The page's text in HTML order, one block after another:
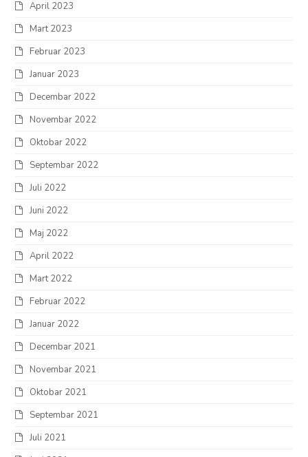
April 2023
Mart 2023
Februar 2023
Januar 2023
Decembar 2022
Novembar 2022
Oktobar 2022
Septembar 2022
Juli 2022
Juni 2022
Maj 2022
April 2022
Mart 2022
Februar 2022
Januar 2022
Decembar 2021
Novembar 2021
Oktobar 2021
Septembar 2021
Juli 2021